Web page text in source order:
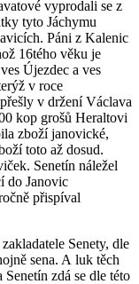
vyprodali se z
tyto Jáchymu
Páni z Kalenic
16tého věku je
Újezdec a ves
v roce
v držení Václava
kop grošů Heraltovi
zboží janovické,
toto až dosud.
Senetín náležel
do Janovic
přispíval
Senety, dle
sena. A luk těch
zdá se dle této